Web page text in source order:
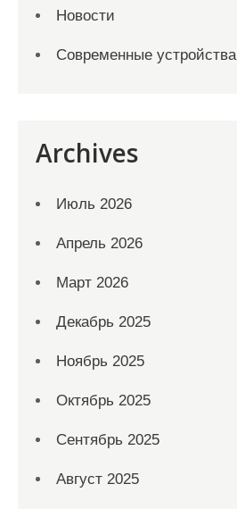
Новости
Современные устройства
Archives
Июль 2026
Апрель 2026
Март 2026
Декабрь 2025
Ноябрь 2025
Октябрь 2025
Сентябрь 2025
Август 2025